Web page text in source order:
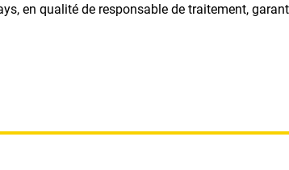
en qualité de responsable de traitement,